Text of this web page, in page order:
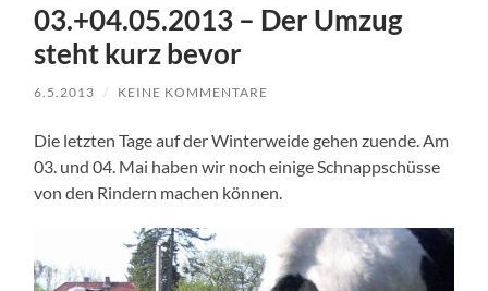
03.+04.05.2013 – Der Umzug
steht kurz bevor
6.5.2013 / KEINE KOMMENTARE
Die letzten Tage auf der Winterweide gehen zuende. Am
03. und 04. Mai haben wir noch einige Schnappschüsse
von den Rindern machen können.